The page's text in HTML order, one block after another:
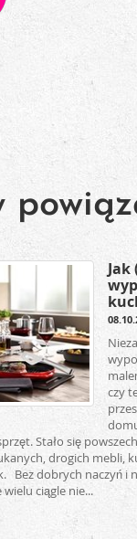
Jak
czy
Stało się
drogich mebli,
Bez dobrych naczyń i
ciągle nie...